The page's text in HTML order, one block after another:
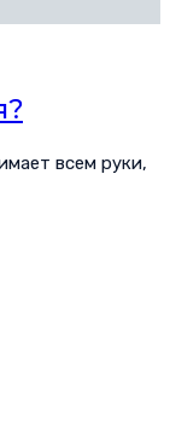
всем руки,